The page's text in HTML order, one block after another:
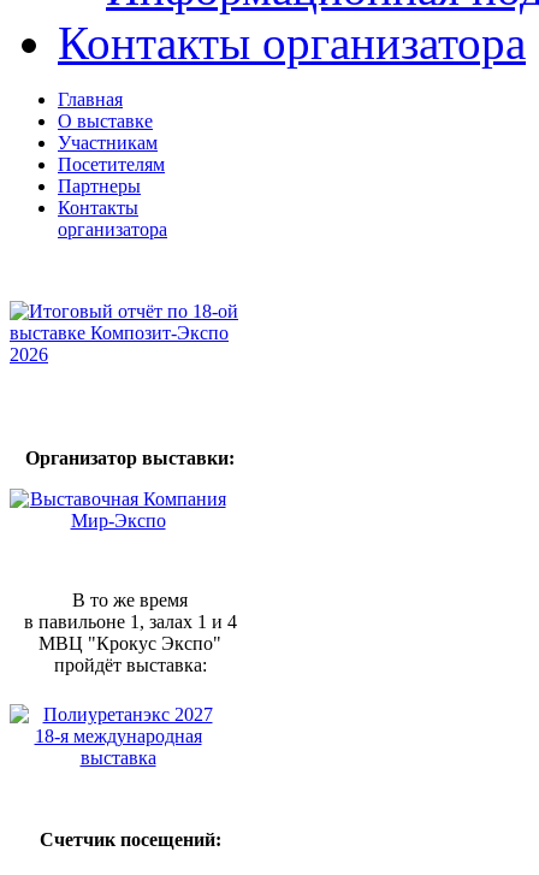
Контакты организатора
Главная
О выставке
Участникам
Посетителям
Партнеры
Контакты
организатора
Организатор выставки:
В то же время
в павильоне 1, залах 1 и 4
МВЦ "Крокус Экспо"
пройдёт выставка:
Счетчик посещений: